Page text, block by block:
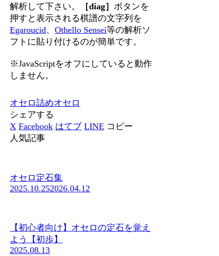
解析して下さい。
［diag］ ボタンを
押すと表示される棋譜の文字列を
Egaroucid、Othello Sensei等の解析ソ
フトに貼り付けるのが簡単です。
※JavaScriptをオフにしていると動作
しません。
オセロ詰めオセロ
シェアする
X Facebook はてブ LINE コピー
人気記事
オセロ定石集
2025.10.252026.04.12
【初心者向け】オセロの定石を覚え
よう【初歩】
2025.08.13